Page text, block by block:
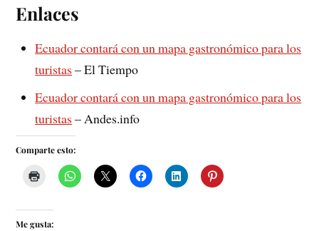
Enlaces
Ecuador contará con un mapa gastronómico para los
turistas – El Tiempo
Ecuador contará con un mapa gastronómico para los
turistas – Andes.info
Comparte esto:
Me gusta: